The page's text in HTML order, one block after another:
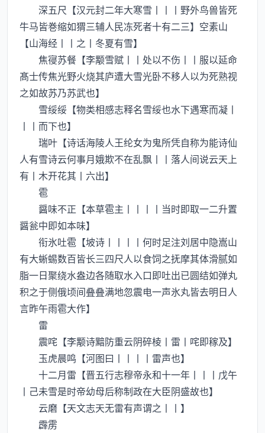
深五尺【汉元封二年大寒雪丨丨丨野外鸟兽皆死
牛马皆巻缩如猬三辅人民冻死者十有二三】空素山
【山海经丨丨之丨冬夏有雪】
焦寑苏餐【李颙雪赋丨丨处以不伤丨丨服以延命
髙士传焦光野火烧其庐遭大雪光卧不移人以为死熟视
之如故苏乃苏武也】
雪绥绥【物类相感志释名雪绥也水下遇寒而凝丨
丨丨而下也】
瑞叶【诗话海陵人王纶女为鬼所凭自称为能诗仙
人有雪诗云何事月娥欺不在乱飘丨丨落人间说云天上
有丨木开花其丨六出】
雹
醤味不正【本草雹主丨丨丨丨当时即取一二升置
醤瓮中即如本味】
衔氷吐雹【坡诗丨丨丨丨何时足注刘居中隐嵩山
有大蜥蜴数百皆长三四尺人以食饲之抚摩其体滑腻如
脂一日聚绕水盎边各随取水入口即吐出已圆结如弹丸
积之于侧俄顷间叠叠满地忽震电一声氷丸皆去明日人
言昨午雨雹大作】
雷
震咤【李颙诗黯防重云阴碎棱丨雷丨咤即稼及】
玉虎晨鸣【河图曰丨丨丨丨雷声也】
十二月雷【晋五行志穆帝永和十一年丨丨丨戊午
丨己未雪是时帝幼母后称制政在大臣阴盛故也】
云磨【天文志天无雷有声谓之丨丨】
霹雳